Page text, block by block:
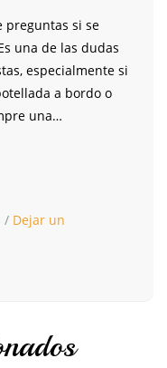
preguntas si se
una de las dudas
especialmente si
a bordo o
una…
/ Dejar un